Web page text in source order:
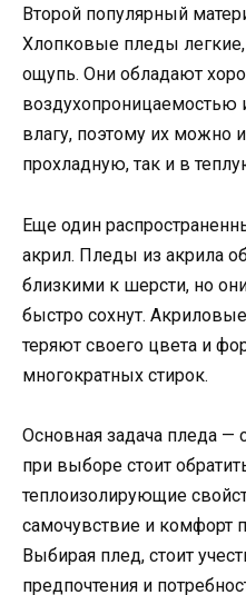
Второй популярный
Хлопковые пледы
ощупь. Они обладают
воздухопроницаемостью
влагу, поэтому их можно
прохладную, так и в
Еще один
акрил. Пледы из акрила
близкими к шерсти, но
быстро сохнут.
теряют своего цвета и
многократных стирок.
Основная задача пледа —
при выборе стоит
теплоизолирующие
самочувствие и комфорт
Выбирая плед, стоит
предпочтения и